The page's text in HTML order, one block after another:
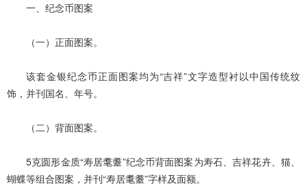
一、纪念币图案
（一）正面图案。
该套金银纪念币正面图案均为“吉祥”文字造型衬以中国传统纹
饰，并刊国名、年号。
（二）背面图案。
5克圆形金质“寿居耄耋”纪念币背面图案为寿石、吉祥花卉、猫、
蝴蝶等组合图案，并刊“寿居耄耋”字样及面额。